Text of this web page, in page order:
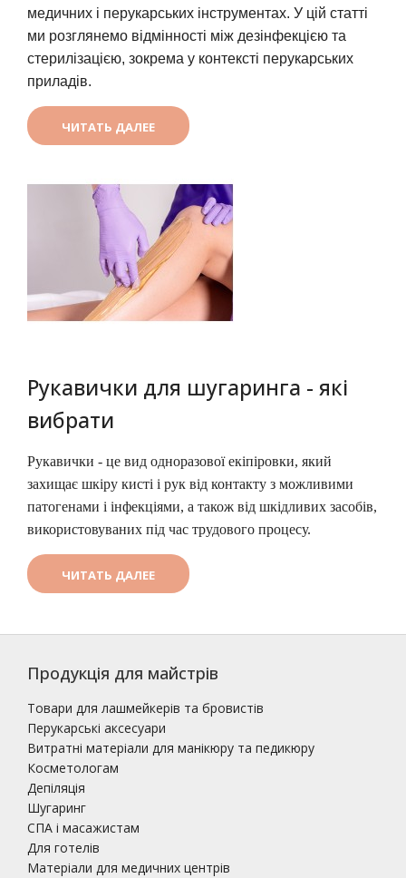
медичних і перукарських інструментах. У цій статті
ми розглянемо відмінності між дезінфекцією та
стерилізацією, зокрема у контексті перукарських
приладів.
ЧИТАТЬ ДАЛЕЕ
Рукавички для шугаринга - які
вибрати
Рукавички - це вид одноразової екіпіровки, який
захищає шкіру кисті і рук від контакту з можливими
патогенами і інфекціями, а також від шкідливих засобів,
використовуваних під час трудового процесу.
ЧИТАТЬ ДАЛЕЕ
Продукція для майстрів
Товари для лашмейкерів та бровистів
Перукарські аксесуари
Витратні матеріали для манікюру та педикюру
Косметологам
Депіляція
Шугаринг
СПА і масажистам
Для готелів
Матеріали для медичних центрів